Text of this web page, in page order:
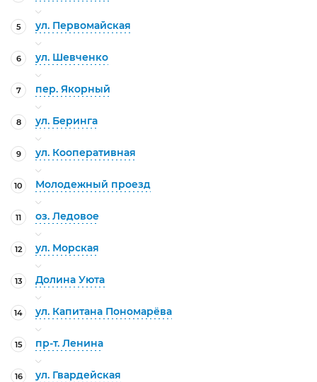
5 ул. Первомайская
6 ул. Шевченко
7 пер. Якорный
8 ул. Беринга
9 ул. Кооперативная
10 Молодежный проезд
11 оз. Ледовое
12 ул. Морская
13 Долина Уюта
14 ул. Капитана Пономарёва
15 пр-т. Ленина
16 ул. Гвардейская